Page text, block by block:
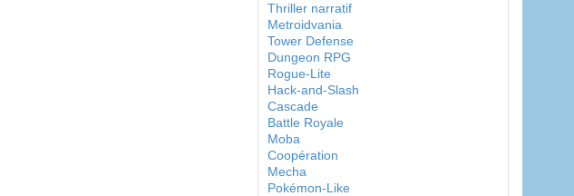
Thriller narratif
Metroidvania
Tower Defense
Dungeon RPG
Rogue-Lite
Hack-and-Slash
Cascade
Battle Royale
Moba
Coopération
Mecha
Pokémon-Like